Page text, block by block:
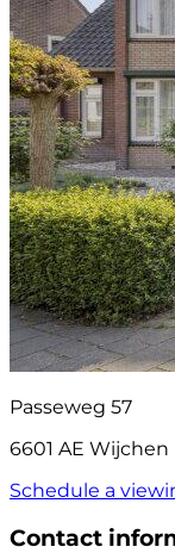
Passeweg 57
6601 AE Wijchen
Schedule a
Contact